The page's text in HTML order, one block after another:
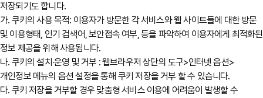
저장되기도 합니다.
가. 쿠키의 사용 목적: 이용자가 방문한 각 서비스와 웹 사이트들에 대한 방문
및 이용형태, 인기 검색어, 보안접속 여부, 등을 파악하여 이용자에게 최적화된
정보 제공을 위해 사용됩니다.
나. 쿠키의 설치∙운영 및 거부 : 웹브라우저 상단의 도구>인터넷 옵션>
개인정보 메뉴의 옵션 설정을 통해 쿠키 저장을 거부 할 수 있습니다.
다. 쿠키 저장을 거부할 경우 맞춤형 서비스 이용에 어려움이 발생할 수